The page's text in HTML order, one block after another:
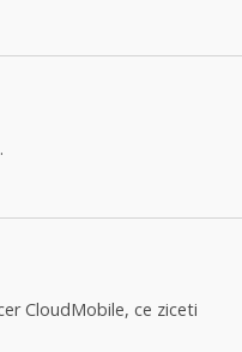
CloudMobile, ce ziceti